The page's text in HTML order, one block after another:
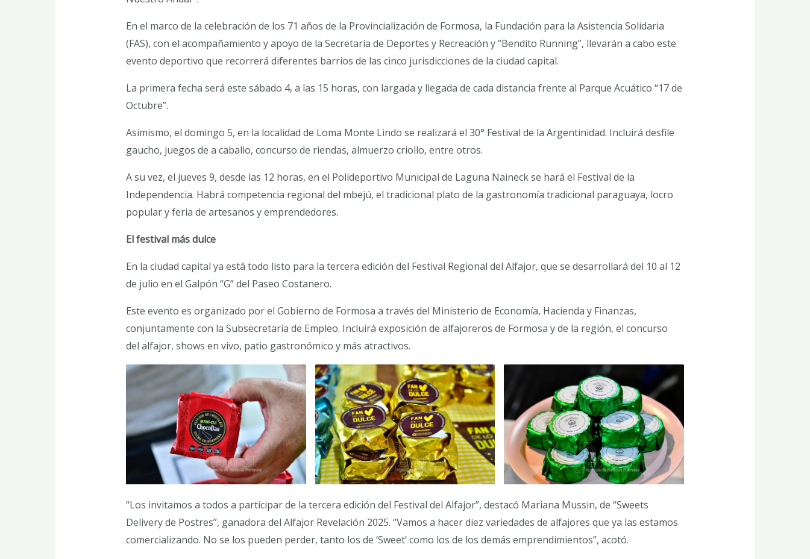
En el marco de la celebración de los 71 años de la Provincialización de Formosa, la Fundación para la Asistencia Solidaria
(FAS), con el acompañamiento y apoyo de la Secretaría de Deportes y Recreación y “Bendito Running”, llevarán a cabo este
evento deportivo que recorrerá diferentes barrios de las cinco jurisdicciones de la ciudad capital.
La primera fecha será este sábado 4, a las 15 horas, con largada y llegada de cada distancia frente al Parque Acuático “17 de
Octubre”.
Asimismo, el domingo 5, en la localidad de Loma Monte Lindo se realizará el 30° Festival de la Argentinidad. Incluirá desfile
gaucho, juegos de a caballo, concurso de riendas, almuerzo criollo, entre otros.
A su vez, el jueves 9, desde las 12 horas, en el Polideportivo Municipal de Laguna Naineck se hará el Festival de la
Independencia. Habrá competencia regional del mbejú, el tradicional plato de la gastronomía tradicional paraguaya, locro
popular y feria de artesanos y emprendedores.
El festival más dulce
En la ciudad capital ya está todo listo para la tercera edición del Festival Regional del Alfajor, que se desarrollará del 10 al 12
de julio en el Galpón “G” del Paseo Costanero.
Este evento es organizado por el Gobierno de Formosa a través del Ministerio de Economía, Hacienda y Finanzas,
conjuntamente con la Subsecretaría de Empleo. Incluirá exposición de alfajoreros de Formosa y de la región, el concurso
del alfajor, shows en vivo, patio gastronómico y más atractivos.
“Los invitamos a todos a participar de la tercera edición del Festival del Alfajor”, destacó Mariana Mussin, de “Sweets
Delivery de Postres”, ganadora del Alfajor Revelación 2025. “Vamos a hacer diez variedades de alfajores que ya las estamos
comercializando. No se los pueden perder, tanto los de ‘Sweet’ como los de los demás emprendimientos”, acotó.